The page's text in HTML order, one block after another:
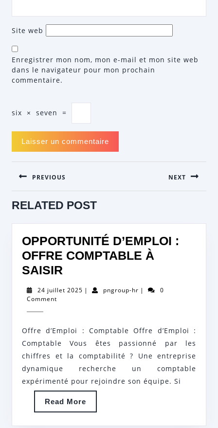
Site web
Enregistrer mon nom, mon e-mail et mon site web
dans le navigateur pour mon prochain
commentaire.
six × seven =
NAVIGATION
DE
L’ARTICLE
PREVIOUS
post:
NEXT
RELATED POST
OPPORTUNITÉ D’EMPLOI :
OFFRE COMPTABLE À
SAISIR
D’EMPLOI
COMPTABLE
À
SAISIR
24 juillet 2025 24| pngroup-hrpngroup-
|
0
Comment
Offre d’Emploi : Comptable Offre d’Emploi :
Comptable Vous êtes passionné par les
chiffres et la comptabilité ? Une entreprise
dynamique recherche un comptable
expérimenté pour rejoindre son équipe. Si
Read More
More